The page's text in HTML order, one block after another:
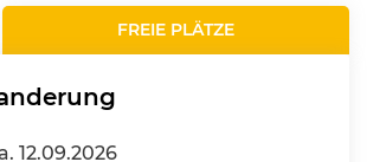
FREIE PLÄTZE
12.09.2026